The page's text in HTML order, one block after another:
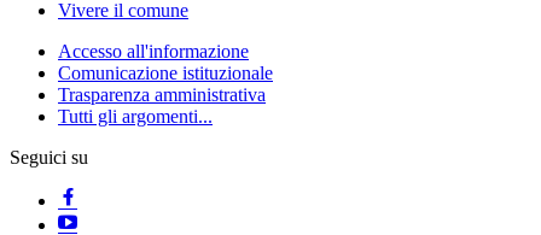
Vivere il comune
Accesso all'informazione
Comunicazione istituzionale
Trasparenza amministrativa
Tutti gli argomenti...
Seguici su